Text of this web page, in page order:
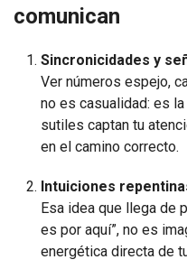
comunican
Sincronicidades y
Ver números espejo,
no es casualidad: es
sutiles captan tu
en el camino correcto.
Intuiciones
Esa idea que llega de
es por aquí”, no es
energética directa de